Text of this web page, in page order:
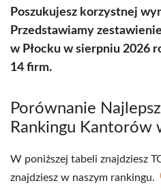
Poszukujesz korzystnej
Przedstawiamy
w Płocku w sierpniu 2026
14 firm.
Porównanie
Rankingu Kantorów
W poniższej tabeli znajdziesz
znajdziesz w naszym rankingu.